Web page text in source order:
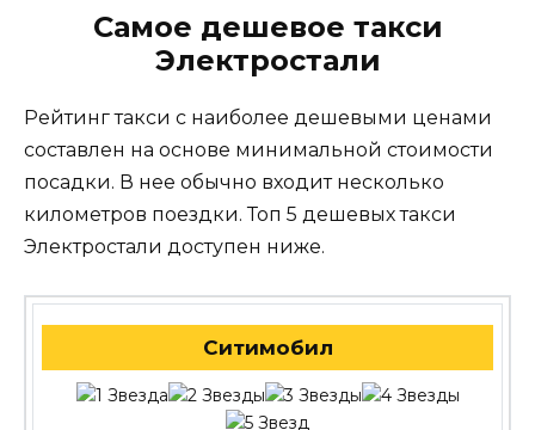
Самое дешевое такси
Электростали
Рейтинг такси с наиболее дешевыми ценами
составлен на основе минимальной стоимости
посадки. В нее обычно входит несколько
километров поездки. Топ 5 дешевых такси
Электростали доступен ниже.
Ситимобил